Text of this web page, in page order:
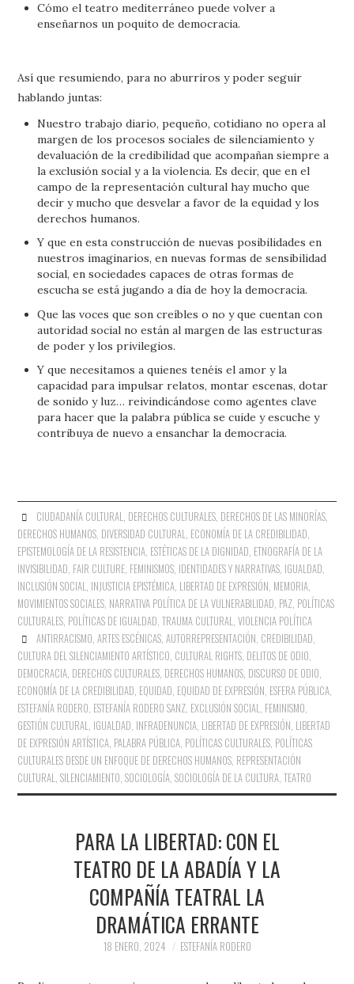
Cómo el teatro mediterráneo puede volver a
enseñarnos un poquito de democracia.
Así que resumiendo, para no aburriros y poder seguir
hablando juntas:
Nuestro trabajo diario, pequeño, cotidiano no opera al
margen de los procesos sociales de silenciamiento y
devaluación de la credibilidad que acompañan siempre a
la exclusión social y a la violencia. Es decir, que en el
campo de la representación cultural hay mucho que
decir y mucho que desvelar a favor de la equidad y los
derechos humanos.
Y que en esta construcción de nuevas posibilidades en
nuestros imaginarios, en nuevas formas de sensibilidad
social, en sociedades capaces de otras formas de
escucha se está jugando a día de hoy la democracia.
Que las voces que son creíbles o no y que cuentan con
autoridad social no están al margen de las estructuras
de poder y los privilegios.
Y que necesitamos a quienes tenéis el amor y la
capacidad para impulsar relatos, montar escenas, dotar
de sonido y luz… reivindicándose como agentes clave
para hacer que la palabra pública se cuide y escuche y
contribuya de nuevo a ensanchar la democracia.
CIUDADANÍA CULTURAL DERECHOS CULTURALES, DERECHOS DE LAS MINORÍAS,
DERECHOS HUMANOS DIVERSIDAD CULTURAL ECONOMÍA DE LA CREDIBILIDAD
EPISTEMOLOGÍA DE LA RESISTENCIA ESTÉTICAS DE LA DIGNIDAD ETNOGRAFÍA DE LA
INVISIBILIDAD FAIR CULTURE FEMINISMOS IDENTIDADES Y NARRATIVAS IGUALDAD
INCLUSIÓN SOCIAL INJUSTICIA EPISTÉMICA LIBERTAD DE EXPRESIÓN MEMORIA
MOVIMIENTOS SOCIALES NARRATIVA POLÍTICA DE LA VULNERABILIDAD PAZ POLÍTICAS
CULTURALES POLÍTICAS DE IGUALDAD ,TRAUMA CULTURAL ,VIOLENCIA POLÍTICA
ANTIRRACISMO ARTES ESCÉNICAS, AUTORREPRESENTACIÓN CREDIBILIDAD
CULTURA DEL SILENCIAMIENTO ARTÍSTICO CULTURAL RIGHTS DELITOS DE ODIO
DEMOCRACIA DERECHOS CULTURALES DERECHOS HUMANOS DISCURSO DE ODIO
ECONOMÍA DE LA CREDIBILIDAD EQUIDAD EQUIDAD DE EXPRESIÓN ESFERA PÚBLICA
ESTEFANÍA RODERO ESTEFANÍA RODERO SANZ EXCLUSIÓN SOCIAL FEMINISMO
GESTIÓN CULTURAL IGUALDAD INFRADENUNCIA LIBERTAD DE EXPRESIÓN LIBERTAD
DE EXPRESIÓN ARTÍSTICA PALABRA PÚBLICA POLÍTICAS CULTURALES POLÍTICAS
CULTURALES DESDE UN ENFOQUE DE DERECHOS HUMANOS REPRESENTACIÓN
CULTURAL ,SILENCIAMIENTO ,SOCIOLOGÍA ,SOCIOLOGÍA DE LA CULTURA ,TEATRO
PARA LA LIBERTAD: CON EL
TEATRO DE LA ABADÍA Y LA
COMPAÑÍA TEATRAL LA
DRAMÁTICA ERRANTE
18 ENERO, 2024 ESTEFANÍA RODERO